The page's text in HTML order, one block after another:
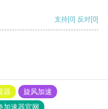
支持[0] 反对[0]
器
旋风加速
加速器官网